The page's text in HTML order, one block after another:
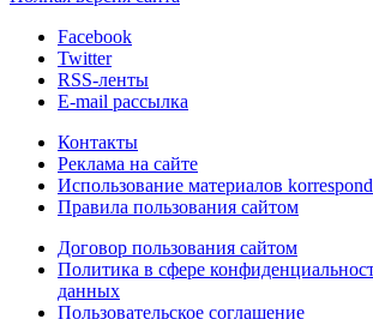
Facebook
Twitter
RSS-ленты
E-mail рассылка
Контакты
Реклама на сайте
Использование материалов
Правила пользования сайтом
Договор пользования сайтом
Политика в сфере
данных
Пользовательское соглашение